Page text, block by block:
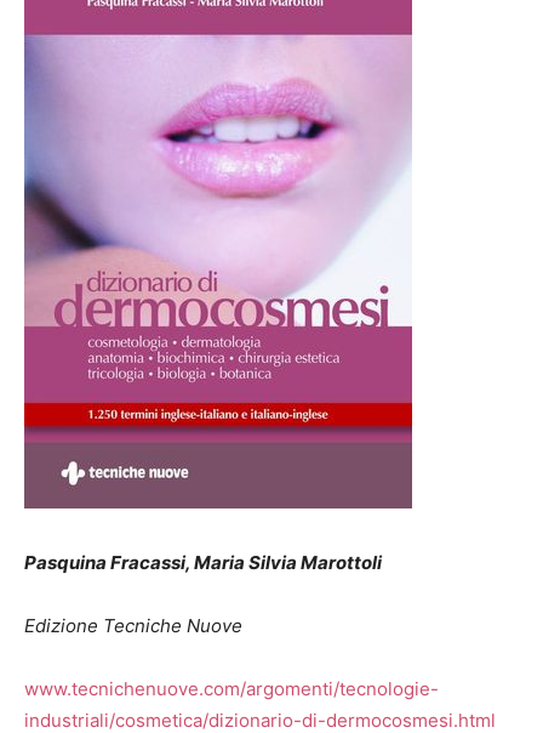
Pasquina Fracassi, Maria Silvia Marottoli
Edizione Tecniche Nuove
www.tecnichenuove.com/argomenti/tecnologie-
industriali/cosmetica/dizionario-di-dermocosmesi.html